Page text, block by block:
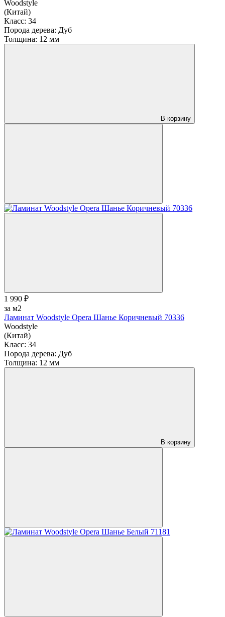
Woodstyle
(Китай)
Класс: 34
Порода дерева: Дуб
Толщина: 12 мм
В корзину
1 990 ₽
за м2
Ламинат Woodstyle Opera Шанье Коричневый 70336
Woodstyle
(Китай)
Класс: 34
Порода дерева: Дуб
Толщина: 12 мм
В корзину